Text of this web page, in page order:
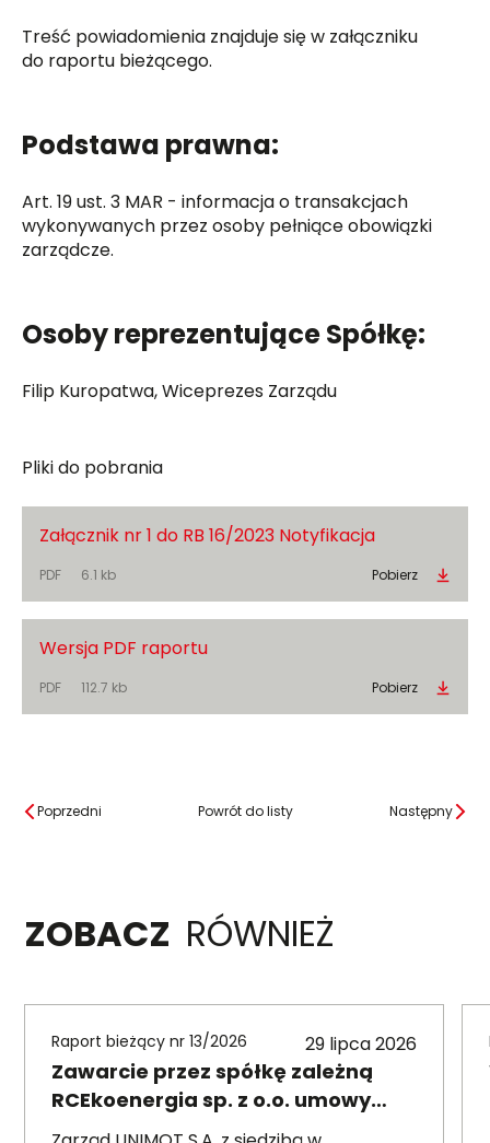
Treść powiadomienia znajduje się w załączniku
do raportu bieżącego.
Podstawa prawna:
Art. 19 ust. 3 MAR - informacja o transakcjach
wykonywanych przez osoby pełniące obowiązki
zarządcze.
Osoby reprezentujące Spółkę:
Filip Kuropatwa, Wiceprezes Zarządu
Pliki do pobrania
Załącznik nr 1 do RB 16/2023 Notyfikacja
PDF 6.1 kb Pobierz
Wersja PDF raportu
PDF 112.7 kb Pobierz
Poprzedni Powrót do listy Następny
ZOBACZ RÓWNIEŻ
Raport bieżący nr 13/2026 29 lipca 2026
Zawarcie przez spółkę zależną
RCEkoenergia sp. z o.o. umowy
wieloletniej na sprzedaż ciepła do